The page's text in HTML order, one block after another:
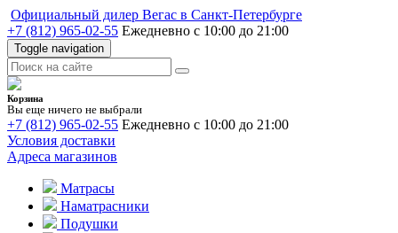
Официальный дилер Вегас в Санкт-Петербурге
+7 (812) 965-02-55 Ежедневно с 10:00 до 21:00
Toggle navigation
Корзина
Вы еще ничего не выбрали
+7 (812) 965-02-55 Ежедневно с 10:00 до 21:00
Условия доставки
Адреса магазинов
Матрасы
Наматрасники
Подушки